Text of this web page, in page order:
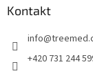
Kontakt
info@
+420 731 244